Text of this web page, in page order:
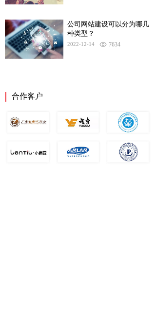
公司网站建设可以分为哪几
种类型？
2022-12-14 7634
合作客户